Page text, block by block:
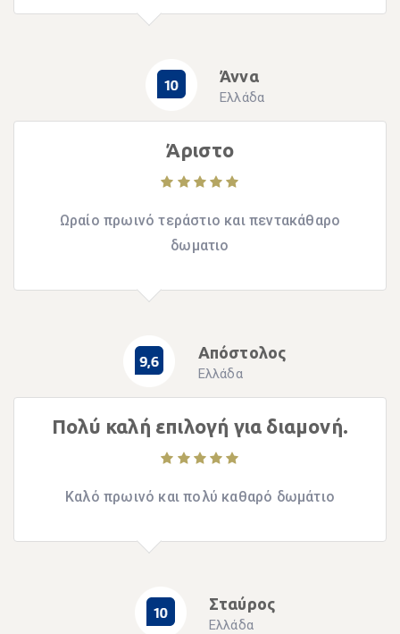
Άννα
Ελλάδα
Άριστο
Ωραίο πρωινό τεράστιο και πεντακάθαρο
δωματιο
Απόστολος
Ελλάδα
Πολύ καλή επιλογή για διαμονή.
Καλό πρωινό και πολύ καθαρό δωμάτιο
Σταύρος
Ελλάδα